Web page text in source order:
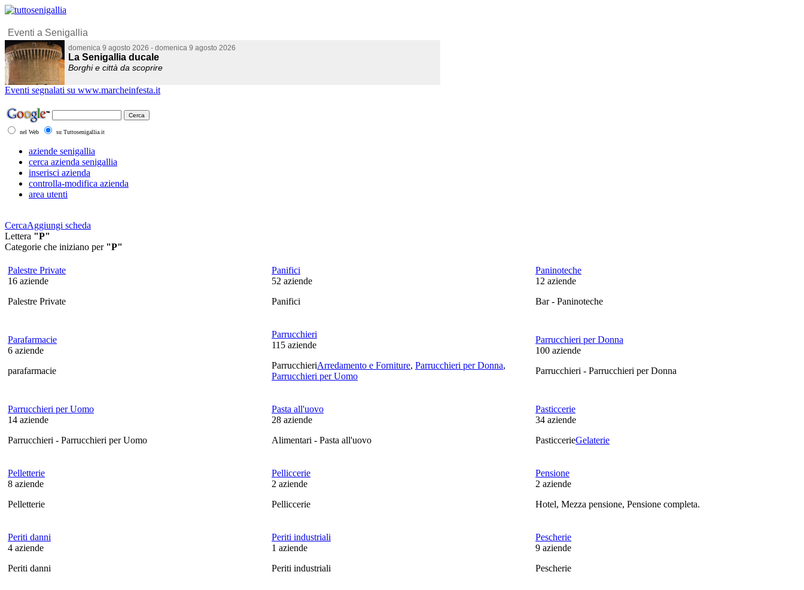
Eventi segnalati su www.marcheinfesta.it
nel Web su Tuttosenigallia.it
aziende senigallia
cerca azienda senigallia
inserisci azienda
controlla-modifica azienda
area utenti
CercaAggiungi scheda
Lettera "P"
Categorie che iniziano per "P"
Palestre Private
16 aziende
Palestre Private
Panifici
52 aziende
Panifici
Paninoteche
12 aziende
Bar - Paninoteche
Parafarmacie
6 aziende
parafarmacie
Parrucchieri
115 aziende
ParrucchieriArredamento e Forniture, Parrucchieri per Donna,
Parrucchieri per Uomo
Parrucchieri per Donna
100 aziende
Parrucchieri - Parrucchieri per Donna
Parrucchieri per Uomo
14 aziende
Parrucchieri - Parrucchieri per Uomo
Pasta all'uovo
28 aziende
Alimentari - Pasta all'uovo
Pasticcerie
34 aziende
PasticcerieGelaterie
Pelletterie
8 aziende
Pelletterie
Pelliccerie
2 aziende
Pelliccerie
Pensione
2 aziende
Hotel, Mezza pensione, Pensione completa.
Periti danni
4 aziende
Periti danni
Periti industriali
1 aziende
Periti industriali
Pescherie
9 aziende
Pescherie